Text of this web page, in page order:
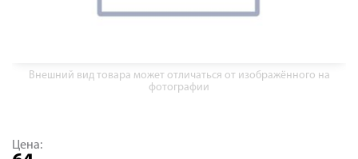
Внешний вид товара может отличаться от изображённого на
фотографии
Цена: